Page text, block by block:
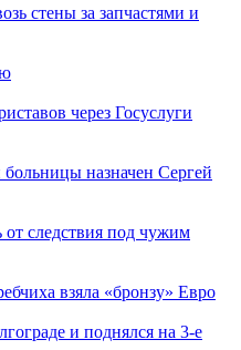
стены за запчастями и
через Госуслуги
назначен Сергей
от следствия под чужим
взяла «бронзу» Евро
и поднялся на 3-е